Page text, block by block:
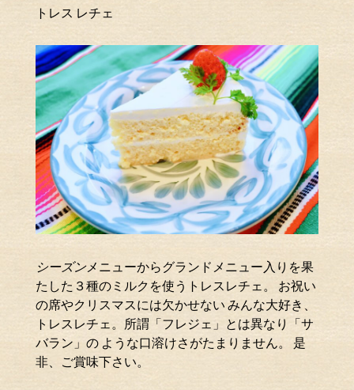
トレス レチェ
シーズンメニューからグランドメニュー入りを果
たした３種のミルクを使うトレスレチェ。 お祝い
の席やクリスマスには欠かせない みんな大好き、
トレスレチェ。所謂「フレジェ」とは異なり「サ
バラン」の ような口溶けさがたまりません。 是
非、ご賞味下さい。